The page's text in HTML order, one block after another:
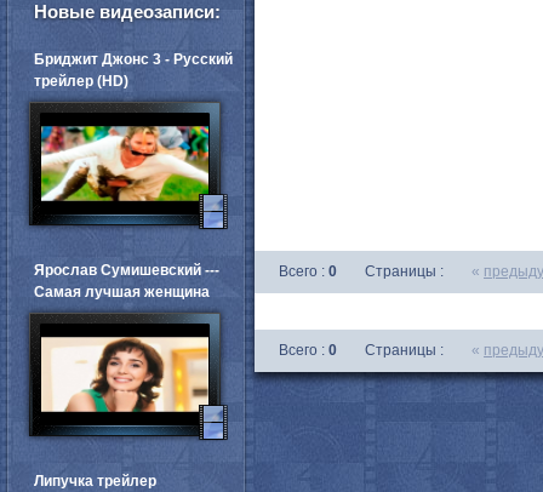
Всего : 0 Страницы : «
Всего : 0 Страницы : «
Новые видеозаписи:
Бриджит Джонс 3 - Русский
трейлер (HD)
Ярослав Сумишевский ---
Самая лучшая женщина
Липучка трейлер